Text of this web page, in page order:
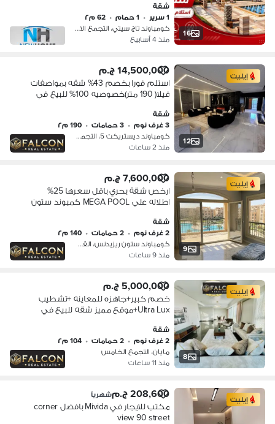
16
شقة
1 سرير
• 1 حمام • 62 م٢
كومباوند تاج سيتي، التجمع الاول
منذ 4 أسابيع
12
إيليت 14,500,000 ج.م
استلم فورا بخصم 43% شقه بمواصفات
فيلا( 190 متر)خصوصيه 100% للبيع في
دقائق من ميفيدا وهايد بارك وماونتن فيو
شقة
3 غرف نوم
• 3 حمامات • 190 م٢
كومباوند ديستريكت 5، التجمع الخامس
منذ 2 ساعات
9
إيليت 7,600,000 ج.م
ارخص شقة بحري باقل سعرها 25%
اطلاله علي MEGA POOL كمبوند ستون
ميفيدا و بالم هيلز و AUC
شقة
2 غرف نوم
• 2 حمامات • 140 م٢
كومباوند ستون ريزيدنس، القطامية
منذ 9 ساعات
8
إيليت 5,000,000 ج.م
خصم كبير+جاهزه للمعاينه +تشطيب
Ultra Lux+موقع مميز شقه للبيع في
PARK & MIVIDA
شقة
2 غرف نوم
• 2 حمامات • 104 م٢
مايان، التجمع الخامس
منذ 11 ساعات
إيليت 208,600 ج.م شهرياً
مكتب للايجار في Mivida بافضل corner
view 90 street